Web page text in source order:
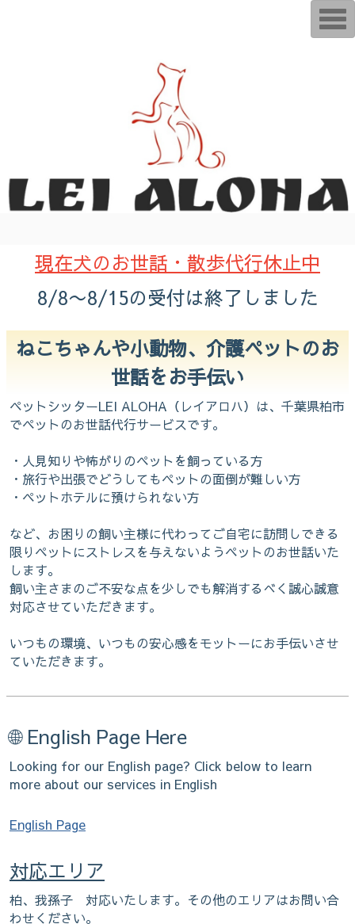
現在犬のお世話・散歩代行休止中
8/8〜8/15の受付は終了しました
ねこちゃんや小動物、介護ペットのお
世話をお手伝い
ペットシッターLEI ALOHA（レイアロハ）は、千葉県柏市
でペットのお世話代行サービスです。
・人見知りや怖がりのペットを飼っている方
・旅行や出張でどうしてもペットの面倒が難しい方
・ペットホテルに預けられない方
など、お困りの飼い主様に代わってご自宅に訪問しできる
限りペットにストレスを与えないようペットのお世話いた
します。
飼い主さまのご不安な点を少しでも解消するべく誠心誠意
対応させていただきます。
いつもの環境、いつもの安心感をモットーにお手伝いさせ
ていただきます。
🌐 English Page Here
Looking for our English page? Click below to learn
more about our services in English
English Page
対応エリア
柏、我孫子 対応いたします。その他のエリアはお問い合
わせください。
T
o
g
o